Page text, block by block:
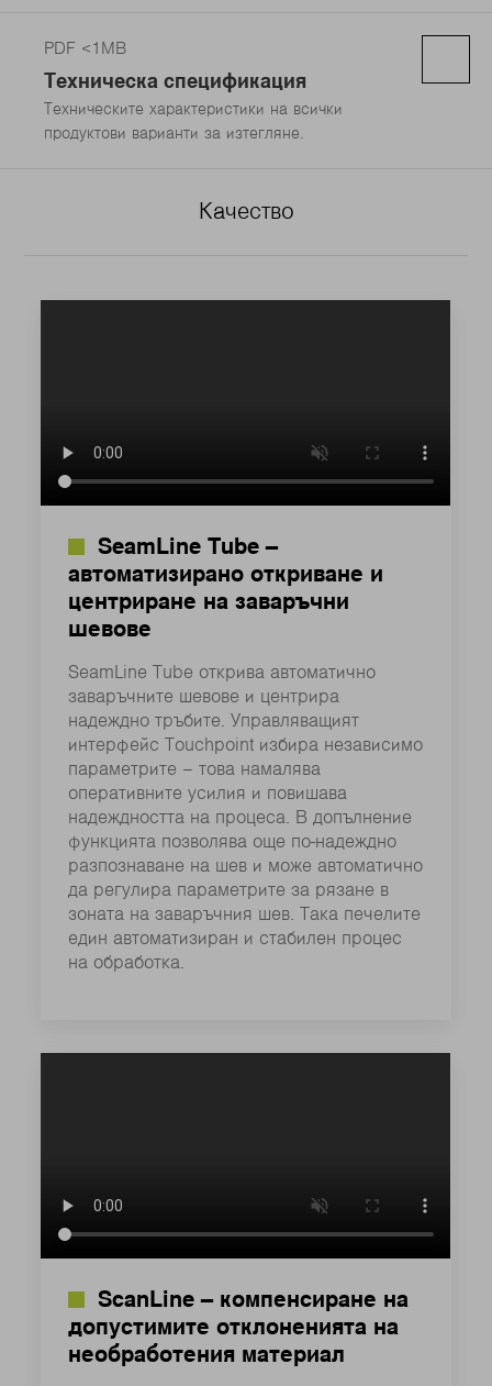
PDF <1MB
Техническа спецификация
Техническите характеристики на всички
продуктови варианти за изтегляне.
Качество
SeamLine Tube –
автоматизирано откриване и
центриране на заваръчни
шевове
SeamLine Tube открива автоматично
заваръчните шевове и центрира
надеждно тръбите. Управляващият
интерфейс Touchpoint избира независимо
параметрите – това намалява
оперативните усилия и повишава
надеждността на процеса. В допълнение
функцията позволява още по-надеждно
разпознаване на шев и може автоматично
да регулира параметрите за рязане в
зоната на заваръчния шев. Така печелите
един автоматизиран и стабилен процес
на обработка.
ScanLine – компенсиране на
допустимите отклоненията на
необработения материал